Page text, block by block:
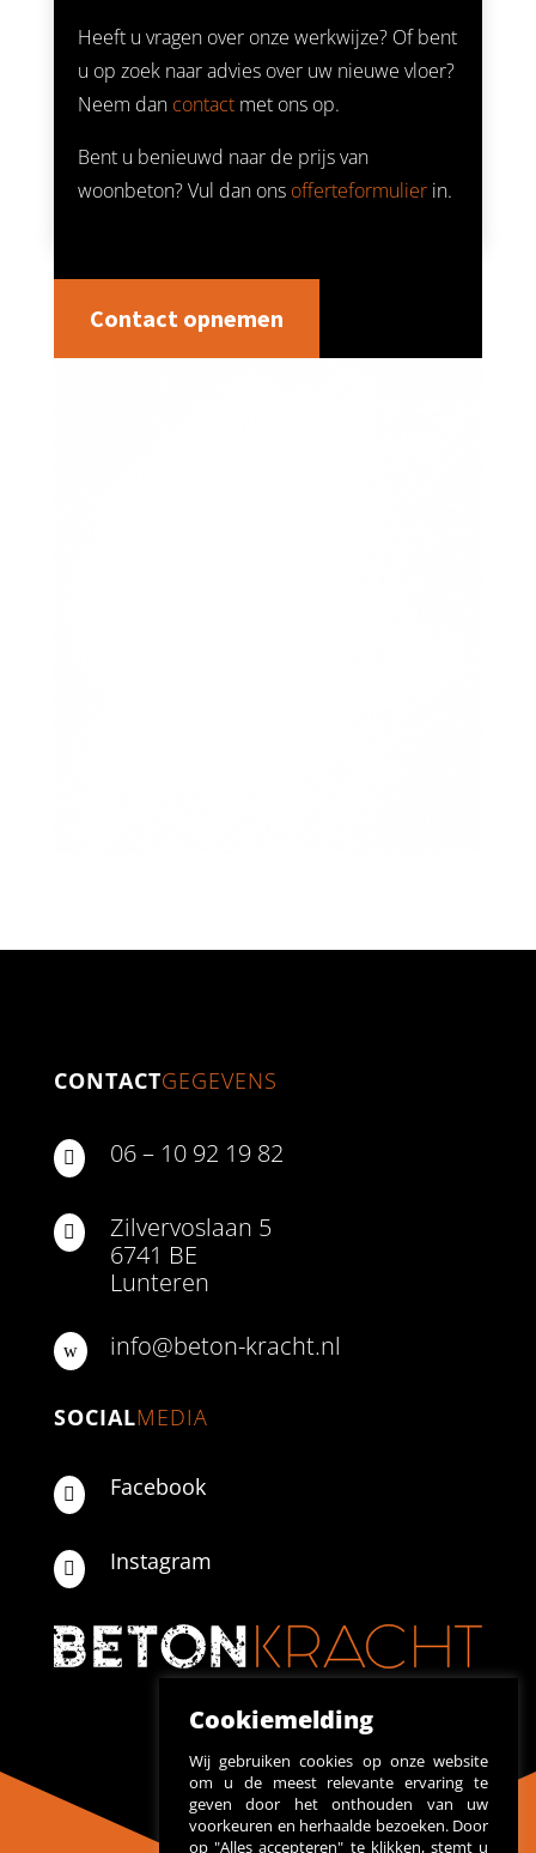
Heeft u vragen over onze werkwijze? Of bent
u op zoek naar advies over uw nieuwe vloer?
Neem dan contactmet ons op.
Bent u benieuwd naar de prijs van
woonbeton? Vul dan ons offerteformulierin.
Contact opnemen
CONTACTGEGEVENS
 06 – 10 92 19 82

Zilvervoslaan 5
6741 BE
Lunteren
w info@beton-kracht.nl
SOCIALMEDIA
 Facebook
 Instagram
Cookiemelding
Wij gebruiken cookies op onze website
om u de meest relevante ervaring te
geven door het onthouden van uw
voorkeuren en herhaalde bezoeken. Door
op "Alles accepteren" te klikken, stemt u